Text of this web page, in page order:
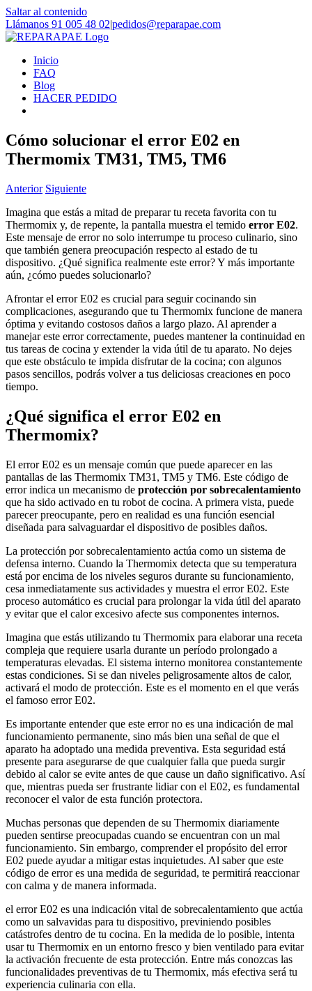
Saltar al contenido
Llámanos 91 005 48 02|pedidos@reparapae.com
Inicio
FAQ
Blog
HACER PEDIDO
Cómo solucionar el error E02 en
Thermomix TM31, TM5, TM6
Anterior Siguiente
Imagina que estás a mitad de preparar tu receta favorita con tu
Thermomix y, de repente, la pantalla muestra el temido error E02.
Este mensaje de error no solo interrumpe tu proceso culinario, sino
que también genera preocupación respecto al estado de tu
dispositivo. ¿Qué significa realmente este error? Y más importante
aún, ¿cómo puedes solucionarlo?
Afrontar el error E02 es crucial para seguir cocinando sin
complicaciones, asegurando que tu Thermomix funcione de manera
óptima y evitando costosos daños a largo plazo. Al aprender a
manejar este error correctamente, puedes mantener la continuidad en
tus tareas de cocina y extender la vida útil de tu aparato. No dejes
que este obstáculo te impida disfrutar de la cocina; con algunos
pasos sencillos, podrás volver a tus deliciosas creaciones en poco
tiempo.
¿Qué significa el error E02 en
Thermomix?
El error E02 es un mensaje común que puede aparecer en las
pantallas de las Thermomix TM31, TM5 y TM6. Este código de
error indica un mecanismo de protección por sobrecalentamiento
que ha sido activado en tu robot de cocina. A primera vista, puede
parecer preocupante, pero en realidad es una función esencial
diseñada para salvaguardar el dispositivo de posibles daños.
La protección por sobrecalentamiento actúa como un sistema de
defensa interno. Cuando la Thermomix detecta que su temperatura
está por encima de los niveles seguros durante su funcionamiento,
cesa inmediatamente sus actividades y muestra el error E02. Este
proceso automático es crucial para prolongar la vida útil del aparato
y evitar que el calor excesivo afecte sus componentes internos.
Imagina que estás utilizando tu Thermomix para elaborar una receta
compleja que requiere usarla durante un período prolongado a
temperaturas elevadas. El sistema interno monitorea constantemente
estas condiciones. Si se dan niveles peligrosamente altos de calor,
activará el modo de protección. Este es el momento en el que verás
el famoso error E02.
Es importante entender que este error no es una indicación de mal
funcionamiento permanente, sino más bien una señal de que el
aparato ha adoptado una medida preventiva. Esta seguridad está
presente para asegurarse de que cualquier falla que pueda surgir
debido al calor se evite antes de que cause un daño significativo. Así
que, mientras pueda ser frustrante lidiar con el E02, es fundamental
reconocer el valor de esta función protectora.
Muchas personas que dependen de su Thermomix diariamente
pueden sentirse preocupadas cuando se encuentran con un mal
funcionamiento. Sin embargo, comprender el propósito del error
E02 puede ayudar a mitigar estas inquietudes. Al saber que este
código de error es una medida de seguridad, te permitirá reaccionar
con calma y de manera informada.
el error E02 es una indicación vital de sobrecalentamiento que actúa
como un salvavidas para tu dispositivo, previniendo posibles
catástrofes dentro de tu cocina. En la medida de lo posible, intenta
usar tu Thermomix en un entorno fresco y bien ventilado para evitar
la activación frecuente de esta protección. Entre más conozcas las
funcionalidades preventivas de tu Thermomix, más efectiva será tu
experiencia culinaria con ella.